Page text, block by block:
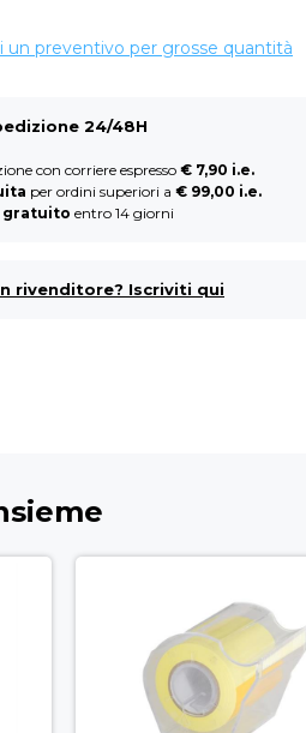
un preventivo per grosse quantità
24/48H
con corriere espresso€ 7,90 i.e.
per ordini superiori a € 99,00 i.e.
gratuito entro 14 giorni
rivenditore? Iscriviti qui